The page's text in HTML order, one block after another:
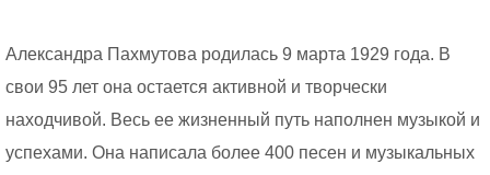
Александра Пахмутова родилась 9 марта 1929 года. В
свои 95 лет она остается активной и творчески
находчивой. Весь ее жизненный путь наполнен музыкой и
успехами. Она написала более 400 песен и музыкальных